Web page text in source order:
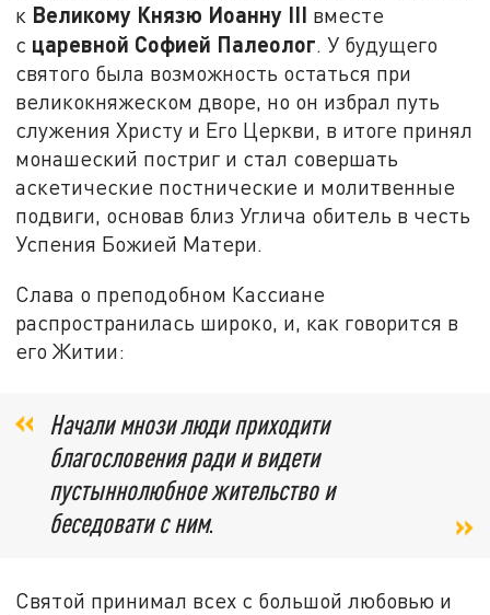
к Великому Князю Иоанну III вместе
с царевной Софией Палеолог. У будущего
святого была возможность остаться при
великокняжеском дворе, но он избрал путь
служения Христу и Его Церкви, в итоге принял
монашеский постриг и стал совершать
аскетические постнические и молитвенные
подвиги, основав близ Углича обитель в честь
Успения Божией Матери.
Слава о преподобном Кассиане
распространилась широко, и, как говорится в
его Житии:
Начали мнози люди приходити
благословения ради и видети
пустыннолюбное жительство и
беседовати с ним.
Святой принимал всех с большой любовью и